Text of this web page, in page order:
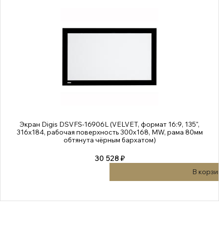
Экран Digis DSVFS-16906L (VELVET, формат 16:9, 135",
316x184, рабочая поверхность 300x168, MW, рама 80мм
обтянута чёрным бархатом)
30 528 ₽
В